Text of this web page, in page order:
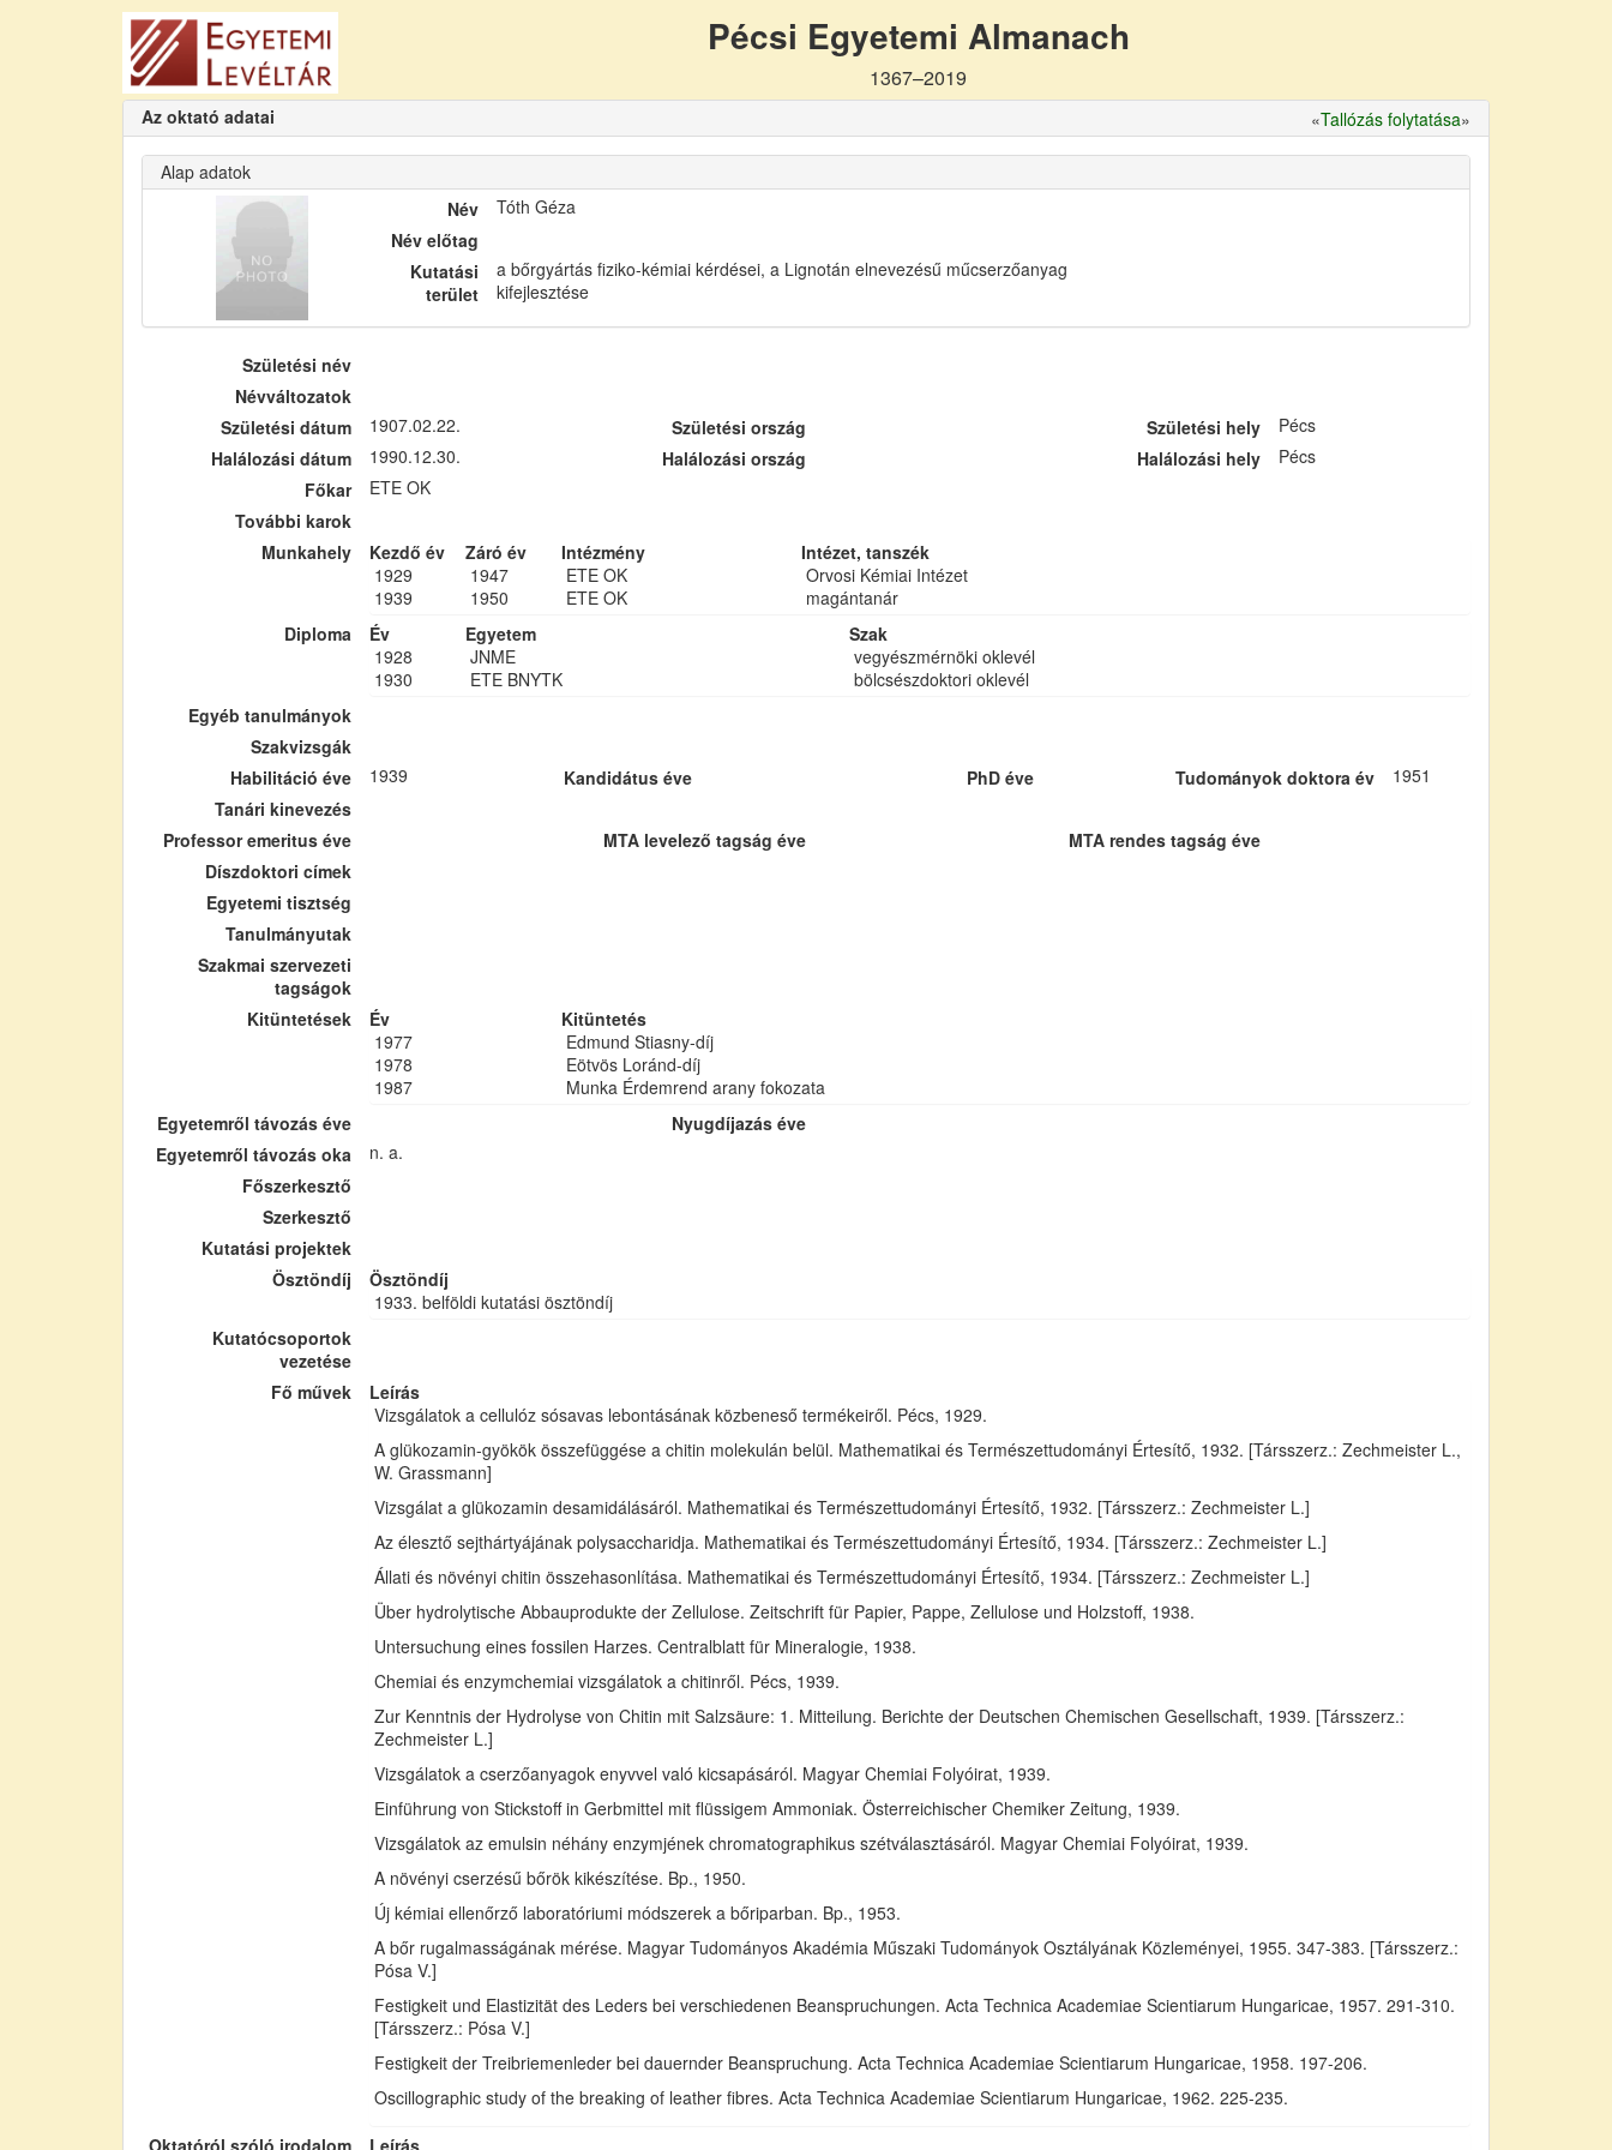
Pécsi Egyetemi Almanach
1367–2019
Az oktató adatai «Tallózás folytatása»
Alap adatok
Név
Tóth Géza
Név előtag
Kutatási
terület
a bőrgyártás fiziko-kémiai kérdései, a Lignotán elnevezésű műcserzőanyag
kifejlesztése
Születési név
Névváltozatok
Születési dátum
1907.02.22. Születési ország Születési hely
Pécs
Halálozási dátum
1990.12.30. Halálozási ország Halálozási hely
Pécs
Főkar
ETE OK
További karok
Munkahely
Kezdő év Záró év Intézmény
Intézet, tanszék
1929
1947 ETE OK
Orvosi Kémiai Intézet
1939
1950 ETE OK
magántanár
Diploma
Év Egyetem
Szak
1928
JNME
vegyészmérnöki oklevél
1930
ETE BNYTK
bölcsészdoktori oklevél
Egyéb tanulmányok
Szakvizsgák
Habilitáció éve
1939 Kandidátus éve PhD éve Tudományok doktora év
1951
Tanári kinevezés
Professor emeritus éve
MTA levelező tagság éve
MTA rendes tagság éve
Díszdoktori címek
Egyetemi tisztség
Tanulmányutak
Szakmai szervezeti
tagságok
Kitüntetések
Év
Kitüntetés
1977
Edmund Stiasny-díj
1978
Eötvös Loránd-díj
1987
Munka Érdemrend arany fokozata
Egyetemről távozás éve
Nyugdíjazás éve
Egyetemről távozás oka
n. a.
Főszerkesztő
Szerkesztő
Kutatási projektek
Ösztöndíj
Ösztöndíj
1933. belföldi kutatási ösztöndíj
Kutatócsoportok
vezetése
Fő művek
Leírás
Vizsgálatok a cellulóz sósavas lebontásának közbeneső termékeiről. Pécs, 1929.
A glükozamin-gyökök összefüggése a chitin molekulán belül. Mathematikai és Természettudományi Értesítő, 1932. [Társszerz.: Zechmeister L.,
W. Grassmann]
Vizsgálat a glükozamin desamidálásáról. Mathematikai és Természettudományi Értesítő, 1932. [Társszerz.: Zechmeister L.]
Az élesztő sejthártyájának polysaccharidja. Mathematikai és Természettudományi Értesítő, 1934. [Társszerz.: Zechmeister L.]
Állati és növényi chitin összehasonlítása. Mathematikai és Természettudományi Értesítő, 1934. [Társszerz.: Zechmeister L.]
Über hydrolytische Abbauprodukte der Zellulose. Zeitschrift für Papier, Pappe, Zellulose und Holzstoff, 1938.
Untersuchung eines fossilen Harzes. Centralblatt für Mineralogie, 1938.
Chemiai és enzymchemiai vizsgálatok a chitinről. Pécs, 1939.
Zur Kenntnis der Hydrolyse von Chitin mit Salzsäure: 1. Mitteilung. Berichte der Deutschen Chemischen Gesellschaft, 1939. [Társszerz.:
Zechmeister L.]
Vizsgálatok a cserzőanyagok enyvvel való kicsapásáról. Magyar Chemiai Folyóirat, 1939.
Einführung von Stickstoff in Gerbmittel mit flüssigem Ammoniak. Österreichischer Chemiker Zeitung, 1939.
Vizsgálatok az emulsin néhány enzymjének chromatographikus szétválasztásáról. Magyar Chemiai Folyóirat, 1939.
A növényi cserzésű bőrök kikészítése. Bp., 1950.
Új kémiai ellenőrző laboratóriumi módszerek a bőriparban. Bp., 1953.
A bőr rugalmasságának mérése. Magyar Tudományos Akadémia Műszaki Tudományok Osztályának Közleményei, 1955. 347-383. [Társszerz.:
Pósa V.]
Festigkeit und Elastizität des Leders bei verschiedenen Beanspruchungen. Acta Technica Academiae Scientiarum Hungaricae, 1957. 291-310.
[Társszerz.: Pósa V.]
Festigkeit der Treibriemenleder bei dauernder Beanspruchung. Acta Technica Academiae Scientiarum Hungaricae, 1958. 197-206.
Oscillographic study of the breaking of leather fibres. Acta Technica Academiae Scientiarum Hungaricae, 1962. 225-235.